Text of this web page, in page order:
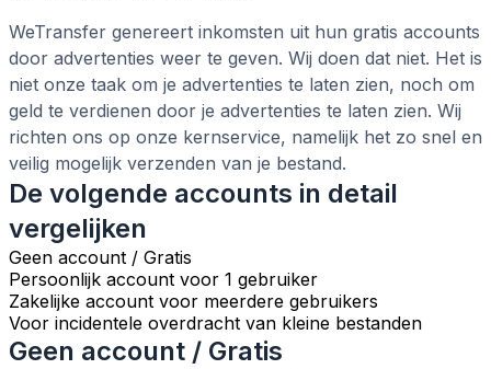
WeTransfer genereert inkomsten uit hun gratis accounts
door advertenties weer te geven. Wij doen dat niet. Het is
niet onze taak om je advertenties te laten zien, noch om
geld te verdienen door je advertenties te laten zien. Wij
richten ons op onze kernservice, namelijk het zo snel en
veilig mogelijk verzenden van je bestand.
De volgende accounts in detail
vergelijken
Geen account / Gratis
Persoonlijk account voor 1 gebruiker
Zakelijke account voor meerdere gebruikers
Voor incidentele overdracht van kleine bestanden
Geen account / Gratis